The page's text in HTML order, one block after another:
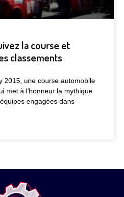
la course et
classements
2015, une course automobile
met à l’honneur la mythique
engagées dans